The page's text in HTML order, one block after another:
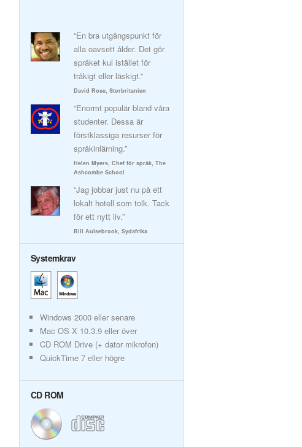
“En bra utgångspunkt för
alla oavsett ålder. Det gör
språket kul istället för
tråkigt eller läskigt.”
David Rose, Storbritanien
“Enormt populär bland våra
studenter. Dessa är
förstklassiga resurser för
språkinlärning.”
Helen Myers, Chef för språk, The
Ashcombe School
“Jag jobbar just nu på ett
lokalt hotell som tolk. Tack
för ett nytt liv.”
Bill Aulsebrook, Sydafrika
Systemkrav
Windows 2000 eller senare
Mac OS X 10.3.9 eller över
CD ROM Drive (+ dator mikrofon)
QuickTime 7 eller högre
CD ROM